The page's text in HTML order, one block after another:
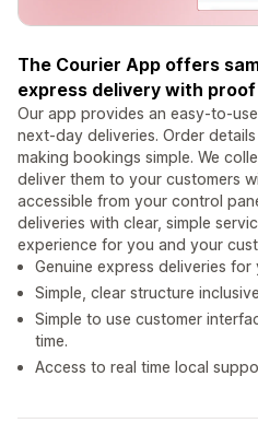
The Courier App offers
express delivery with
Our app provides an easy-to-
next-day deliveries. Order
making bookings simple. We
deliver them to your customers
accessible from your control
deliveries with clear, simple
experience for you and your
Genuine express deliveries
Simple, clear structure
Simple to use customer
time.
Access to real time local